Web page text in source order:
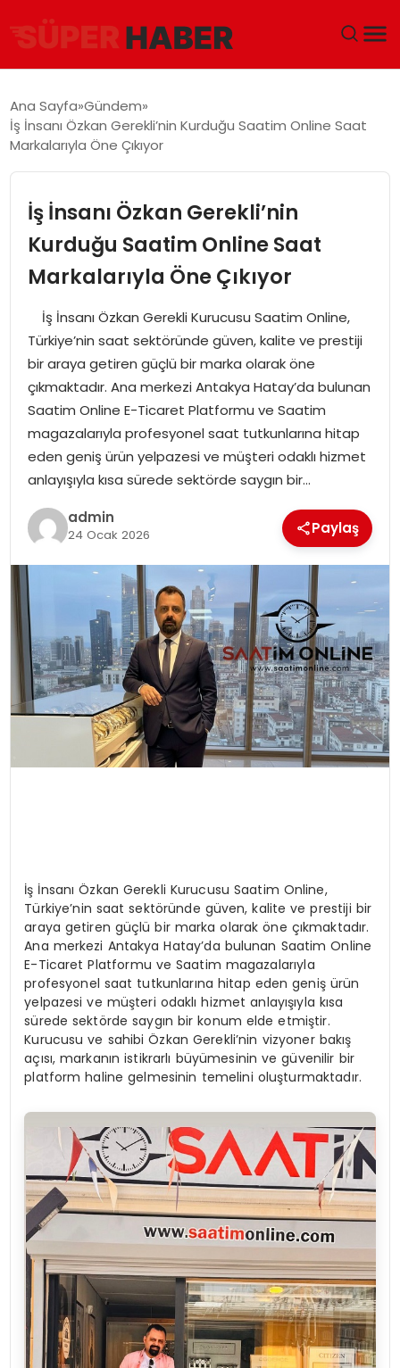
GÜNDEM
EĞITIM
EKONOMI
MAGAZIN
SAĞLIK
SIYASET
SPOR
TEKNOLOJI
Ana Sayfa Gündem
İş İnsanı Özkan Gerekli’nin Kurduğu Saatim Online Saat
Markalarıyla Öne Çıkıyor
İş İnsanı Özkan Gerekli’nin
Kurduğu Saatim Online Saat
Markalarıyla Öne Çıkıyor
İş İnsanı Özkan Gerekli Kurucusu Saatim Online,
Türkiye’nin saat sektöründe güven, kalite ve prestiji
bir araya getiren güçlü bir marka olarak öne
çıkmaktadır. Ana merkezi Antakya Hatay’da bulunan
Saatim Online E-Ticaret Platformu ve Saatim
magazalarıyla profesyonel saat tutkunlarına hitap
eden geniş ürün yelpazesi ve müşteri odaklı hizmet
anlayışıyla kısa sürede sektörde saygın bir…
admin
24 Ocak 2026 Paylaş
İş İnsanı Özkan Gerekli Kurucusu Saatim Online,
Türkiye’nin saat sektöründe güven, kalite ve prestiji bir
araya getiren güçlü bir marka olarak öne çıkmaktadır.
Ana merkezi Antakya Hatay’da bulunan Saatim Online
E-Ticaret Platformu ve Saatim magazalarıyla
profesyonel saat tutkunlarına hitap eden geniş ürün
yelpazesi ve müşteri odaklı hizmet anlayışıyla kısa
sürede sektörde saygın bir konum elde etmiştir.
Kurucusu ve sahibi Özkan Gerekli’nin vizyoner bakış
açısı, markanın istikrarlı büyümesinin ve güvenilir bir
platform haline gelmesinin temelini oluşturmaktadır.